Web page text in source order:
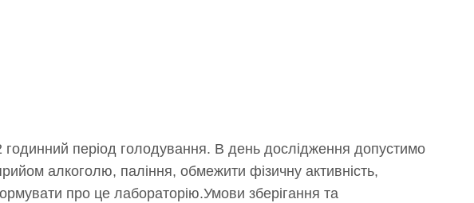
період голодування. В день дослідження допустимо
алкоголю, паління, обмежити фізичну активність,
про це лабораторію.Умови зберігання та